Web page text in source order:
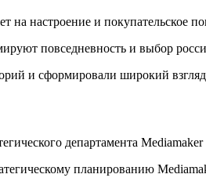
на настроение и покупательское
повседневность и выбор
и сформировали широкий
департамента
планированию